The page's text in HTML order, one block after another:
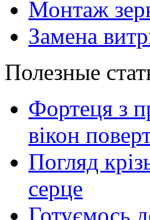
Монтаж
Замена
Полезные
Фортеця з
вікон
Погляд
серце
Готуємось